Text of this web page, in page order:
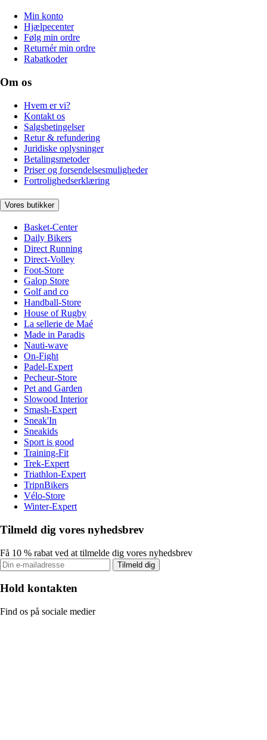
Min konto
Hjælpecenter
Følg min ordre
Returnér min ordre
Rabatkoder
Om os
Hvem er vi?
Kontakt os
Salgsbetingelser
Retur & refundering
Juridiske oplysninger
Betalingsmetoder
Priser og forsendelsesmuligheder
Fortrolighedserklæring
Vores butikker
Basket-Center
Daily Bikers
Direct Running
Direct-Volley
Foot-Store
Galop Store
Golf and co
Handball-Store
House of Rugby
La sellerie de Maé
Made in Paradis
Nauti-wave
On-Fight
Padel-Expert
Pecheur-Store
Pet and Garden
Slowood Interior
Smash-Expert
Sneak'In
Sneakids
Sport is good
Training-Fit
Trek-Expert
Triathlon-Expert
TripnBikers
Vélo-Store
Winter-Expert
Tilmeld dig vores nyhedsbrev
Få 10 % rabat ved at tilmelde dig vores nyhedsbrev
Tilmeld dig
Hold kontakten
Find os på sociale medier